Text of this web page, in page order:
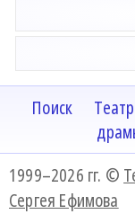
Поиск
1999–2026 гг. ©
Сергея Ефимова